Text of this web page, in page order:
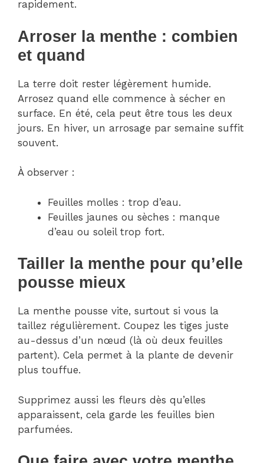
rapidement.
Arroser la menthe : combien
et quand
La terre doit rester légèrement humide.
Arrosez quand elle commence à sécher en
surface. En été, cela peut être tous les deux
jours. En hiver, un arrosage par semaine suffit
souvent.
À observer :
Feuilles molles : trop d’eau.
Feuilles jaunes ou sèches : manque
d’eau ou soleil trop fort.
Tailler la menthe pour qu’elle
pousse mieux
La menthe pousse vite, surtout si vous la
taillez régulièrement. Coupez les tiges juste
au-dessus d’un nœud (là où deux feuilles
partent). Cela permet à la plante de devenir
plus touffue.
Supprimez aussi les fleurs dès qu’elles
apparaissent, cela garde les feuilles bien
parfumées.